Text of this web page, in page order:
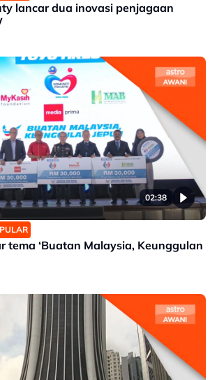
lancar dua inovasi penjagaan
02:38
tema ‘Buatan Malaysia, Keunggulan